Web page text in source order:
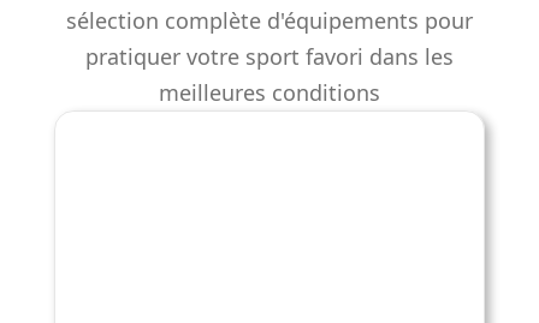
sélection complète d'équipements pour
pratiquer votre sport favori dans les
meilleures conditions